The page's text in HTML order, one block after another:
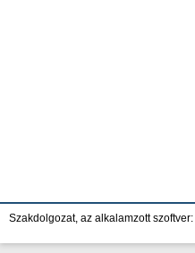
Szakdolgozat, az alkalamzott szoftver: